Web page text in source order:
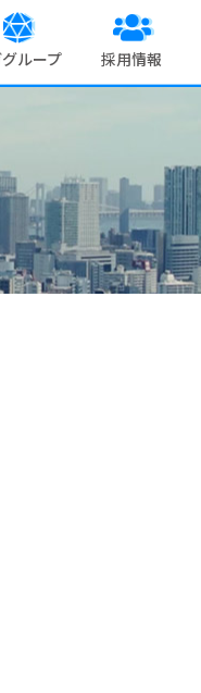
ループ 採用情報